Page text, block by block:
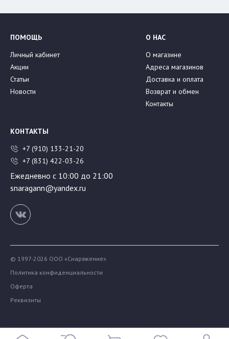
ПОМОЩЬ
Личный кабинет
Акции
Статьи
Новости
О НАС
О магазине
Адреса магазинов
Доставка и оплата
Возврат и обмен
Контакты
КОНТАКТЫ
+7 (910) 133-21-20
+7 (831) 422-03-26
Ежедневно с 10:00 до 21:00
snaragann@yandex.ru
© 1997-2026 ООО «Снаряжение»
Политика конфиденциальности
Оферта
Реквизиты